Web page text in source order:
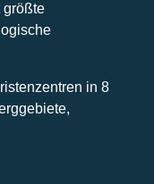
größte
in 8